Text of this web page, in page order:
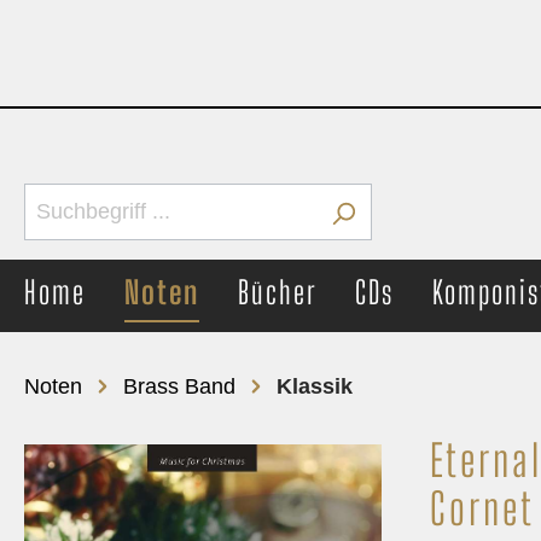
Home Noten Bücher CDs
Brass Band
Märsche
Unterhaltung
Concert
Noten Brass Band Klassik